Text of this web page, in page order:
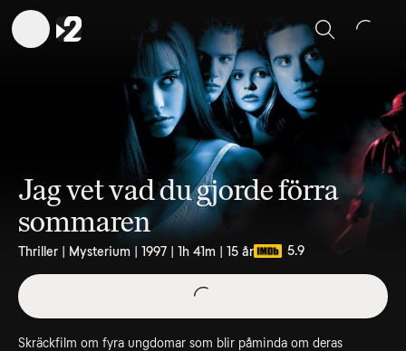
Sök
Jag vet vad du gjorde förra
sommaren
Thriller | Mysterium | 1997 | 1h 41m | 15 år 5.9
Skräckfilm om fyra ungdomar som blir påminda om deras